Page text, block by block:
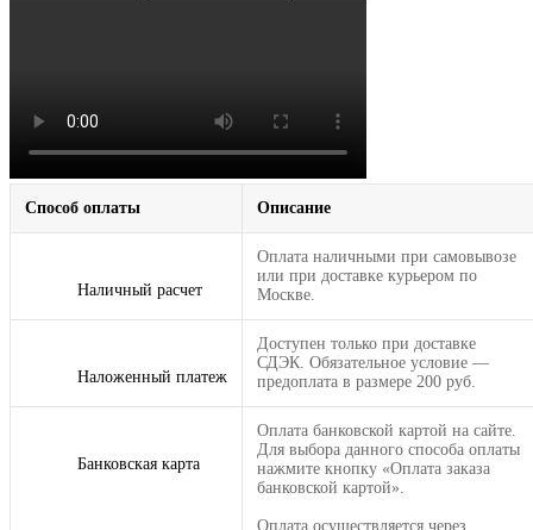
Способ оплаты Описание
Наличный расчет
Оплата наличными при самовывозе
или при доставке курьером по
Москве.
Наложенный платеж
Доступен только при доставке
СДЭК. Обязательное условие —
предоплата в размере 200 руб.
Банковская карта
Оплата банковской картой на сайте.
Для выбора данного способа оплаты
нажмите кнопку «Оплата заказа
банковской картой».
Оплата осуществляется через